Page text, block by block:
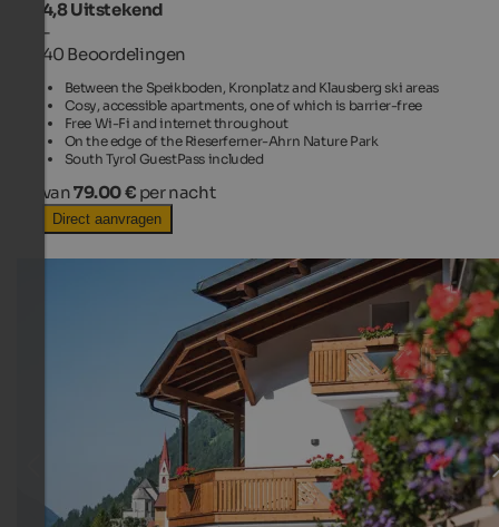
4,8Uitstekend
-
40 Beoordelingen
Between the Speikboden, Kronplatz and Klausberg ski areas
Cosy, accessible apartments, one of which is barrier-free
Free Wi-Fi and internet throughout
On the edge of the Rieserferner-Ahrn Nature Park
South Tyrol GuestPass included
van79.00 € per nacht
Direct aanvragen